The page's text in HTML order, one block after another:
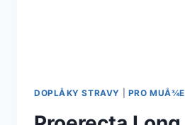
DOPLÅKY STRAVY PRO MUÅ¾E